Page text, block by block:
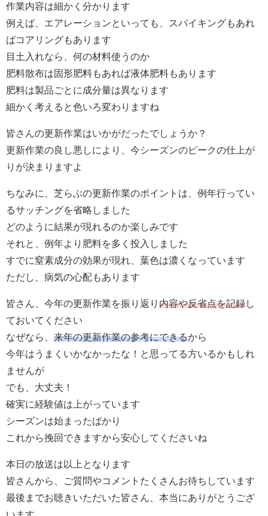
作業内容は細かく分かります
例えば、エアレーションといっても、スパイキングもあれ
ばコアリングもあります
目土入れなら、何の材料使うのか
肥料散布は固形肥料もあれば液体肥料もあります
肥料は製品ごとに成分量は異なります
細かく考えると色いろ変わりますね
皆さんの更新作業はいかがだったでしょうか？
更新作業の良し悪しにより、今シーズンのピークの仕上が
りが決まりますよ
ちなみに、芝らぶの更新作業のポイントは、例年行ってい
るサッチングを省略しました
どのように結果が現れるのか楽しみです
それと、例年より肥料を多く投入しました
すでに窒素成分の効果が現れ、葉色は濃くなっています
ただし、病気の心配もあります
皆さん、今年の更新作業を振り返り 内容や反省点を記録し
ておいてください
なぜなら、 来年の更新作業の参考にできるから
今年はうまくいかなかったな！と思ってる方いるかもしれ
ませんが
でも、大丈夫！
確実に経験値は上がっています
シーズンは始まったばかり
これから挽回できますから安心してくださいね
本日の放送は以上となります
皆さんから、ご質問やコメントたくさんお待ちしています
最後までお聴きいただいた皆さん、本当にありがとうござ